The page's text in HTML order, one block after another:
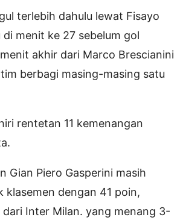
terlebih dahulu lewat Fisayo
di menit ke 27 sebelum gol
akhir dari Marco Brescianini
berbagi masing-masing satu
rentetan 11 kemenangan
Gian Piero Gasperini masih
klasemen dengan 41 poin,
Inter Milan. yang menang 3-